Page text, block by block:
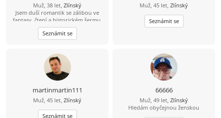
Muž, 38 let, Zlínský
Jsem duší romantik se zálibou ve
fantasy, čtení a historickém šermu.
Rád si zajdu do kina a na různé akce.
Nekuřák a pijící jen příležitostně,
nebo lépe nikdy.
Seznámit se
Muž, 45 let, Zlínský
Seznámit se
martinmartin111
Muž, 45 let, Zlínský
Seznámit se
66666
Muž, 49 let, Zlínský
Hledám obyčejnou ženskou